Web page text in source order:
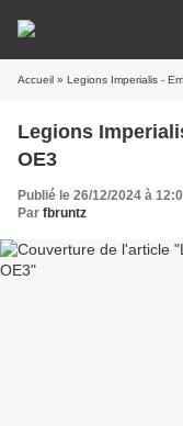
Accueil » Legions Imperialis -
Legions
OE3
Publié le 26/12/2024 à
Par fbruntz